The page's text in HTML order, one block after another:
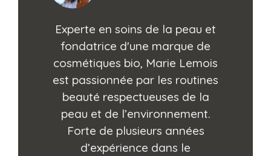
Experte en soins de la peau et
fondatrice d'une marque de
cosmétiques bio, Marie Lemois
est passionnée par les routines
beauté respectueuses de la
peau et de l’environnement.
Forte de plusieurs années
d’expérience dans le